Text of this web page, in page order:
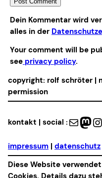
Alternative:
Dein Kommentar wird
alles in der
Your comment will be
see privacy policy.
copyright: rolf schröter |
permission
kontakt | social : Mail Mastodon Instagram
impressum | datenschutz
Diese Website
Cookies. Details dazu